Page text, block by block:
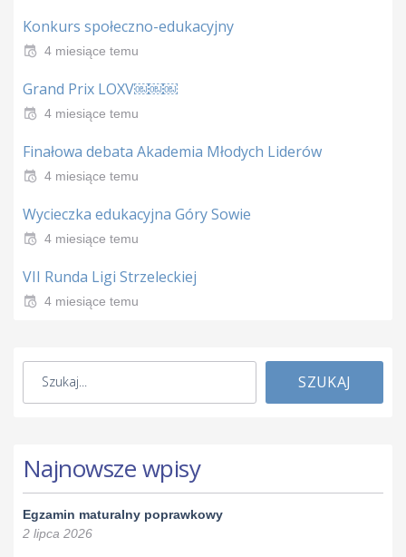
Konkurs społeczno-edukacyjny
4 miesiące temu
Grand Prix LOXV￼￼￼
4 miesiące temu
Finałowa debata Akademia Młodych Liderów
4 miesiące temu
Wycieczka edukacyjna Góry Sowie
4 miesiące temu
VII Runda Ligi Strzeleckiej
4 miesiące temu
SZUKAJ
Najnowsze wpisy
Egzamin maturalny poprawkowy
2 lipca 2026